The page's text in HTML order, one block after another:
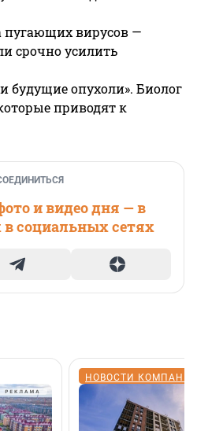
пугающих вирусов —
срочно усилить
будущие опухоли». Биолог
приводят к
и видео дня — в
социальных сетях
НОВОСТИ